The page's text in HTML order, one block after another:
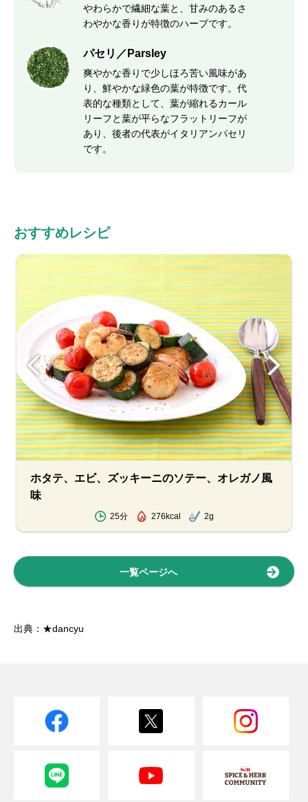
やわらかで繊細な葉と、甘みのあるさ
わやかな香りが特徴のハーブです。
パセリ／Parsley
爽やかな香りで少しほろ苦い風味があ
り、鮮やかな緑色の葉が特徴です。代
表的な種類として、葉が縮れるカール
リーフと葉が平らなフラットリーフが
あり、後者の代表がイタリアンパセリ
です。
おすすめレシピ
ホタテ、エビ、ズッキーニのソテー、オレガノ風
味
25分 276kcal 2g
一覧ページへ
出典：★dancyu